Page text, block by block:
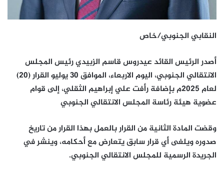
النقابي الجنوبي/خاص
أصدر الرئيس القائد عيدروس قاسم الزبيدي رئيس المجلس
الانتقالي الجنوبي، اليوم الاربعاء، الموافق 30 يوليو القرار (20)
لعام 2025م بإضافة رأفت علي إبراهيم الثقلي، إلى قوام
عضوية هيئة رئاسة المجلس الانتقالي الجنوبي
وقضت المادة الثانية من القرار بالعمل بهذا القرار من تاريخ
صدوره ويلغى أي قرار سابق يتعارض مع أحكامه، وينشر في
الجريدة الرسمية للمجلس الانتقالي الجنوبي.